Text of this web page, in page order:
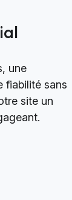
une
fiabilité sans
site un